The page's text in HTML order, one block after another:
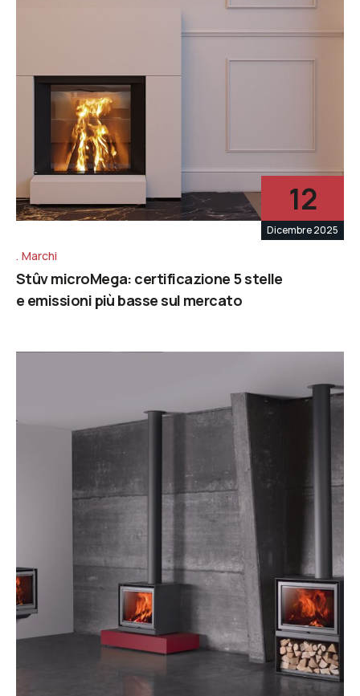
12
Dicembre 2025
Marchi
Stûv microMega: certificazione 5 stelle
e emissioni più basse sul mercato